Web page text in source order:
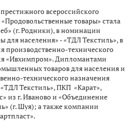
всероссийского
товары» стала
(г. Родники), в номинации
населения» - «ТДЛ Текстиль», в
технического
«Ивхимпром». Дипломантами
товаров для населения и
технического назначения
«ТДЛ Текстиль», ПКП «Карат»,
из г. Иваново и «Объединение
(г. Шуя); а также компании